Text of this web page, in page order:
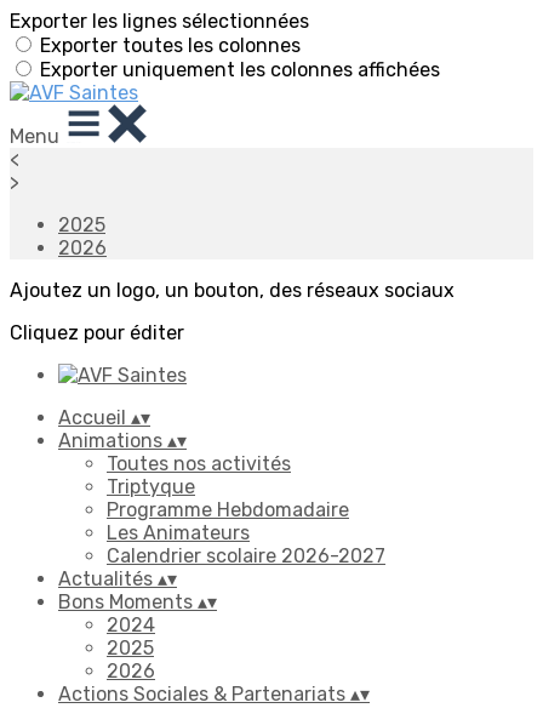
Exporter les lignes sélectionnées
Exporter toutes les colonnes
Exporter uniquement les colonnes affichées
Menu
<
>
2025
2026
Ajoutez un logo, un bouton, des réseaux sociaux
Cliquez pour éditer
Accueil ▴▾
Animations ▴▾
Toutes nos activités
Triptyque
Programme Hebdomadaire
Les Animateurs
Calendrier scolaire 2026-2027
Actualités ▴▾
Bons Moments ▴▾
2024
2025
2026
Actions Sociales & Partenariats ▴▾